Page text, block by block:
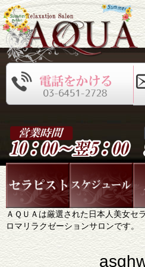
ＡＱＵＡは厳選された日本人美女セ
ロマリラクゼーションサロンです。